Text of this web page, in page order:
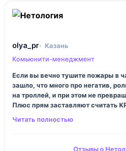
olya_pr
Казань
Комьюнити-менеджмент
Если вы вечно тушите пожары в
зашло, что много про негатив,
на троллей, и при этом не
Плюс прям заставляют считать
стало лучше». После второго
Отзывы о